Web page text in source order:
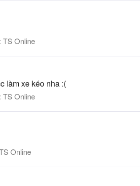
TS Online
làm xe kéo nha :(
TS Online
Online